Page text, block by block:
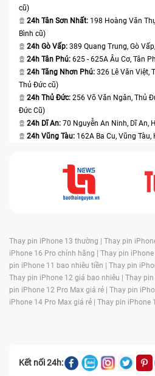
cũ)
24h Tân Sơn Nhất: 198 Hoàng Văn
Bình cũ)
24h Gò Vấp: 389 Quang Trung, Gò
24h Tân Phú: 625 - 625A Âu Cơ, Tân
24h Tăng Nhơn Phú: 326 Lê Văn Việt,
Thủ Đức cũ)
24h Thủ Đức: 256 Võ Văn Ngân, Thủ
Đức Cũ)
24h Dĩ An: 70 Nguyễn An Ninh, Dĩ An,
24h Vũng Tàu: 162A Ba Cu, Vũng Tàu,
Thay pin iPhone 13 thường | Thay pin
iPhone 16 Pro chính hãng | Thay pin
pin iPhone 11 bao nhiêu tiền | Thay pin
Thay pin iPhone 12 giá bao nhiêu | Thay
pin iPhone 12 Pro Max giá rẻ | Thay pin
iPhone 14 Pro Max giá rẻ | Thay pin iPhone
Kết nối 24h: